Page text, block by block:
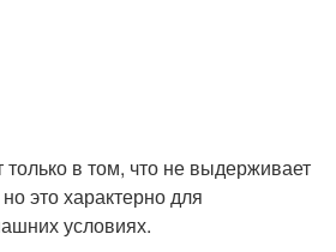
в том, что не выдерживает
это характерно для
условиях.